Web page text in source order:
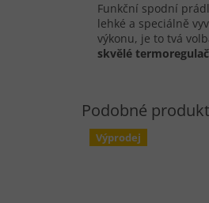
Funkční spodní
lehké a speciálně
výkonu, je to tvá
skvělé
Výprodej